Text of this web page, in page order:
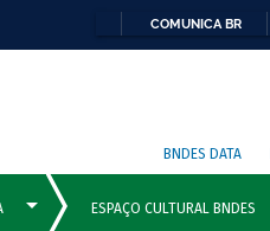
COMUNICA BR
BNDES DATA